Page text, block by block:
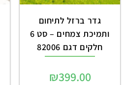
גדר ברזל לתיחום
ותמיכת צמחים – סט 6
חלקים דגם 82006
₪399.00